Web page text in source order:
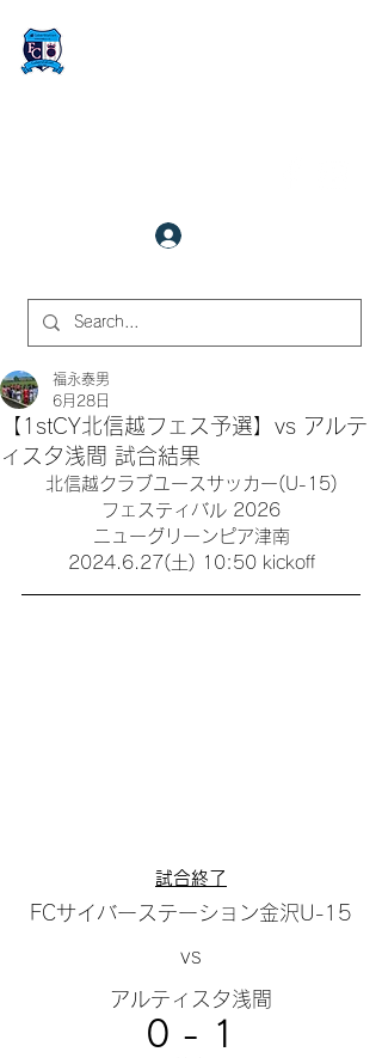
【1stCY北信越フェス予選】vs アルテ
ィスタ浅間 試合結果
福永泰男
6月28日
北信越クラブユースサッカー(U-15)
フェスティバル 2026
ニューグリーンピア津南
2024.6.27(土) 10:50 kickoff
試合終了
FCサイバーステーション金沢U-15
vs
アルティスタ浅間
0 - 1